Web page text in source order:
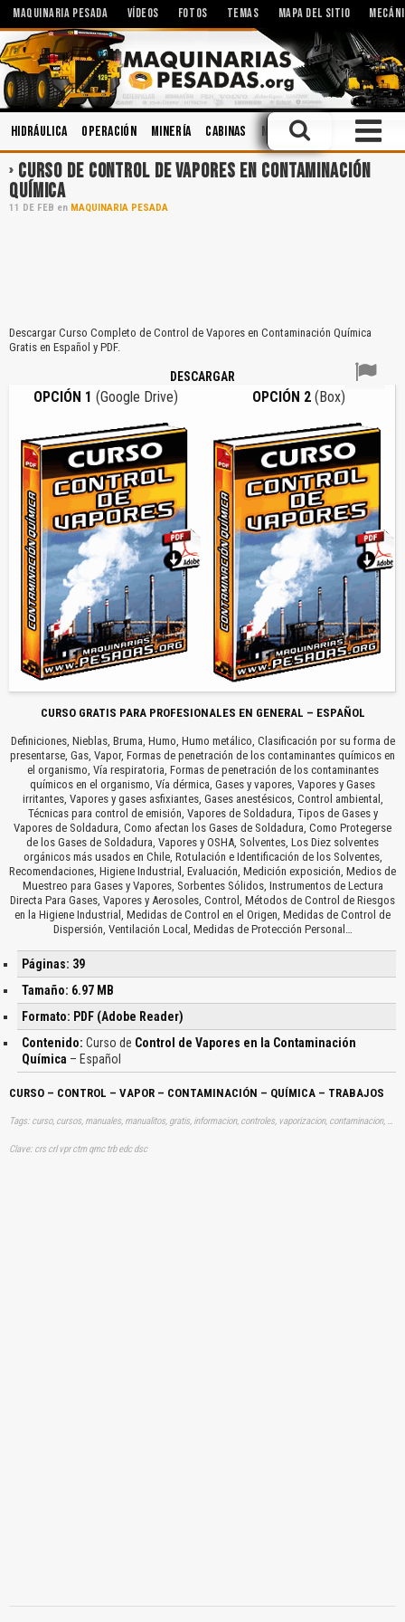
MAQUINARIA PESADA VÍDEOS FOTOS TEMAS MAPA DEL SITIO
Hidráulica Operación Minería Cabinas Manejo Defensivo
CURSO DE CONTROL DE VAPORES EN CONTAMINACIÓN
QUÍMICA
11 DE FEB en MAQUINARIA PESADA
Descargar Curso Completo de Control de Vapores en Contaminación Química
Gratis en Español y PDF.
DESCARGAR
OPCIÓN 1 (Google Drive) OPCIÓN 2(Box)
CURSO GRATIS PARA PROFESIONALES EN GENERAL – ESPAÑOL
Definiciones, Nieblas, Bruma, Humo, Humo metálico, Clasificación por su forma de
presentarse, Gas, Vapor, Formas de penetración de los contaminantes químicos en
el organismo, Vía respiratoria, Formas de penetración de los contaminantes
químicos en el organismo, Vía dérmica, Gases y vapores, Vapores y Gases
irritantes, Vapores y gases asfixiantes, Gases anestésicos, Control ambiental,
Técnicas para control de emisión, Vapores de Soldadura, Tipos de Gases y
Vapores de Soldadura, Como afectan los Gases de Soldadura, Como Protegerse
de los Gases de Soldadura, Vapores y OSHA, Solventes, Los Diez solventes
orgánicos más usados en Chile, Rotulación e Identificación de los Solventes,
Recomendaciones, Higiene Industrial, Evaluación, Medición exposición, Medios de
Muestreo para Gases y Vapores, Sorbentes Sólidos, Instrumentos de Lectura
Directa Para Gases, Vapores y Aerosoles, Control, Métodos de Control de Riesgos
en la Higiene Industrial, Medidas de Control en el Origen, Medidas de Control de
Dispersión, Ventilación Local, Medidas de Protección Personal…
Páginas: 39
Tamaño: 6.97 MB
Formato: PDF (Adobe Reader)
Contenido: Curso de Control de Vapores en la Contaminación
Química – Español
CURSO – CONTROL – VAPOR – CONTAMINACIÓN – QUÍMICA – TRABAJOS
Tags: curso, cursos, manuales, manualitos, gratis, informacion, controles, vaporizacion, contaminacion, quimica, quimicos, quimicas, contaminaciones, aprender, descargas
Clave: crs crl vpr ctm qmc trb edc dsc